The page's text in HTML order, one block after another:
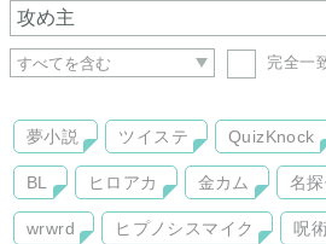
完全一
夢小説 ツイステ QuizKnock
BL ヒロアカ 金カム 名
wrwrd ヒプノシスマイク 呪